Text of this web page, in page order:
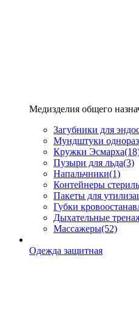
Медизделия общего
Загубники для
Мундштуки
Кружки Эсмарха
Пузыри для льда(3)
Напальчники(1)
Контейнеры
Пакеты для
Губки
Дыхательные
Массажеры(52)
Одежда защитная